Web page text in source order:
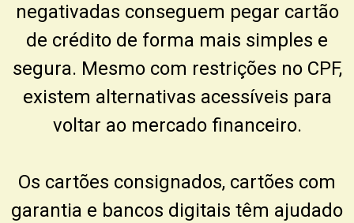
negativadas conseguem pegar cartão
de crédito de forma mais simples e
segura. Mesmo com restrições no CPF,
existem alternativas acessíveis para
voltar ao mercado financeiro.
Os cartões consignados, cartões com
garantia e bancos digitais têm ajudado